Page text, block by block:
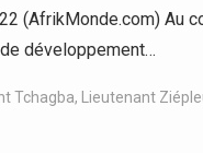
(AfrikMonde.com) Au
développement…
Tchagba, Lieutenant